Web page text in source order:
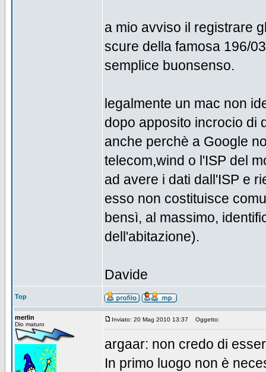
a mio avviso il registrare
scure della famosa 196/
semplice buonsenso.
legalmente un mac non
dopo apposito incrocio di
anche perchè a Google
telecom,wind o l'ISP del
ad avere i dati dall'ISP e
esso non costituisce
bensì, al massimo,
dell'abitazione).
Davide
Top
merlin
Dio maturo
Inviato: 20 Mag 2010 13:37 Oggetto:
argaar: non credo di
In primo luogo non è